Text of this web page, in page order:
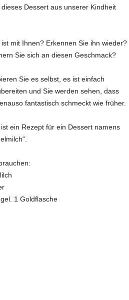
Dessert aus unserer Kindheit
ist mit Ihnen? Erkennen Sie ihn wieder?
Sie sich an diesen Geschmack?
Sie es selbst, es ist einfach
und Sie werden sehen, dass
fantastisch schmeckt wie früher.
ist ein Rezept für ein Dessert namens
1 Goldflasche